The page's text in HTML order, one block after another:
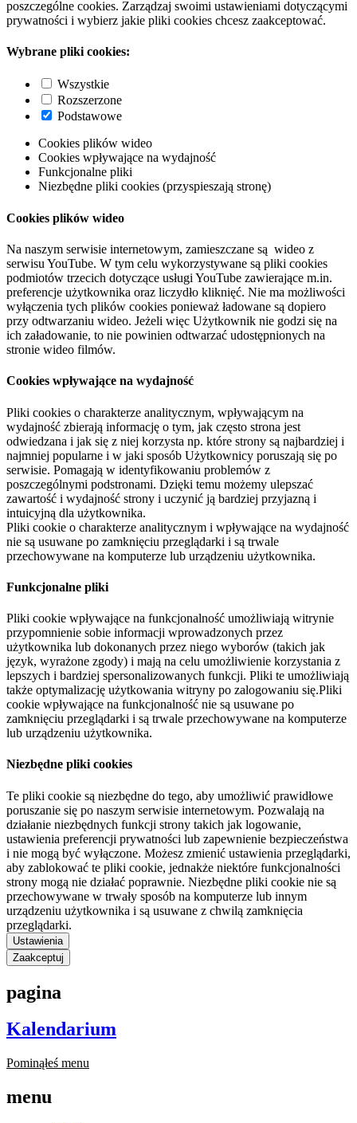
poszczególne cookies. Zarządzaj swoimi ustawieniami dotyczącymi
prywatności i wybierz jakie pliki cookies chcesz zaakceptować.
Wybrane pliki cookies:
Wszystkie
Rozszerzone
Podstawowe
Cookies plików wideo
Cookies wpływające na wydajność
Funkcjonalne pliki
Niezbędne pliki cookies (przyspieszają stronę)
Cookies plików wideo
Na naszym serwisie internetowym, zamieszczane są wideo z
serwisu YouTube. W tym celu wykorzystywane są pliki cookies
podmiotów trzecich dotyczące usługi YouTube zawierające m.in.
preferencje użytkownika oraz liczydło kliknięć. Nie ma możliwości
wyłączenia tych plików cookies ponieważ ładowane są dopiero
przy odtwarzaniu wideo. Jeżeli więc Użytkownik nie godzi się na
ich załadowanie, to nie powinien odtwarzać udostępnionych na
stronie wideo filmów.
Cookies wpływające na wydajność
Pliki cookies o charakterze analitycznym, wpływającym na
wydajność zbierają informację o tym, jak często strona jest
odwiedzana i jak się z niej korzysta np. które strony są najbardziej i
najmniej popularne i w jaki sposób Użytkownicy poruszają się po
serwisie. Pomagają w identyfikowaniu problemów z
poszczególnymi podstronami. Dzięki temu możemy ulepszać
zawartość i wydajność strony i uczynić ją bardziej przyjazną i
intuicyjną dla użytkownika.
Pliki cookie o charakterze analitycznym i wpływające na wydajność
nie są usuwane po zamknięciu przeglądarki i są trwale
przechowywane na komputerze lub urządzeniu użytkownika.
Funkcjonalne pliki
Pliki cookie wpływające na funkcjonalność umożliwiają witrynie
przypomnienie sobie informacji wprowadzonych przez
użytkownika lub dokonanych przez niego wyborów (takich jak
język, wyrażone zgody) i mają na celu umożliwienie korzystania z
lepszych i bardziej spersonalizowanych funkcji. Pliki te umożliwiają
także optymalizację użytkowania witryny po zalogowaniu się.Pliki
cookie wpływające na funkcjonalność nie są usuwane po
zamknięciu przeglądarki i są trwale przechowywane na komputerze
lub urządzeniu użytkownika.
Niezbędne pliki cookies
Te pliki cookie są niezbędne do tego, aby umożliwić prawidłowe
poruszanie się po naszym serwisie internetowym. Pozwalają na
działanie niezbędnych funkcji strony takich jak logowanie,
ustawienia preferencji prywatności lub zapewnienie bezpieczeństwa
i nie mogą być wyłączone. Możesz zmienić ustawienia przeglądarki,
aby zablokować te pliki cookie, jednakże niektóre funkcjonalności
strony mogą nie działać poprawnie. Niezbędne pliki cookie nie są
przechowywane w trwały sposób na komputerze lub innym
urządzeniu użytkownika i są usuwane z chwilą zamknięcia
przeglądarki.
Ustawienia
Zaakceptuj
pagina
Kalendarium
Pominąłeś menu
menu